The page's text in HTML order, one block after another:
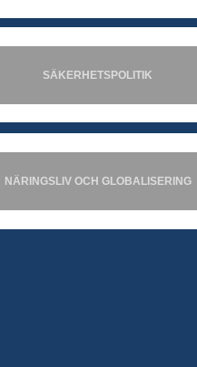
SÄKERHETSPOLITIK
NÄRINGSLIV OCH GLOBALISERING